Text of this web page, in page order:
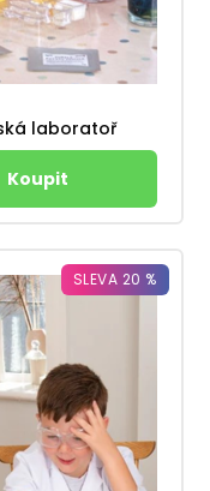
laboratoř
SLEVA 20 %